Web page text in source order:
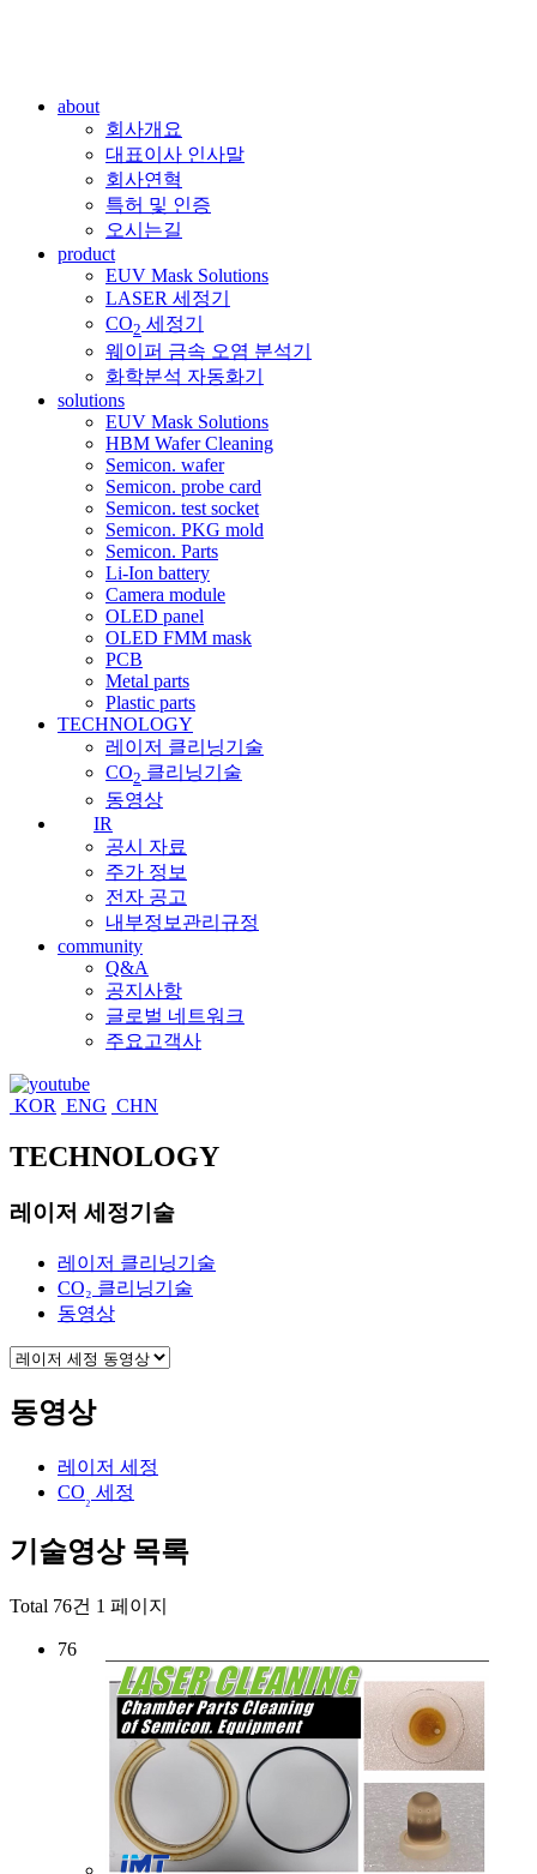
about
회사개요
대표이사 인사말
회사연혁
특허 및 인증
오시는길
product
EUV Mask Solutions
LASER 세정기
CO2 세정기
웨이퍼 금속 오염 분석기
화학분석 자동화기
solutions
EUV Mask Solutions
HBM Wafer Cleaning
Semicon. wafer
Semicon. probe card
Semicon. test socket
Semicon. PKG mold
Semicon. Parts
Li-Ion battery
Camera module
OLED panel
OLED FMM mask
PCB
Metal parts
Plastic parts
TECHNOLOGY
레이저 클리닝기술
CO2 클리닝기술
동영상
IR
공시 자료
주가 정보
전자 공고
내부정보관리규정
community
Q&A
공지사항
글로벌 네트워크
주요고객사
KOR ENG CHN
TECHNOLOGY
레이저 세정기술
레이저 클리닝기술
CO₂ 클리닝기술
동영상
동영상
레이저 세정
CO₂ 세정
기술영상목록
Total 76건 1 페이지
76